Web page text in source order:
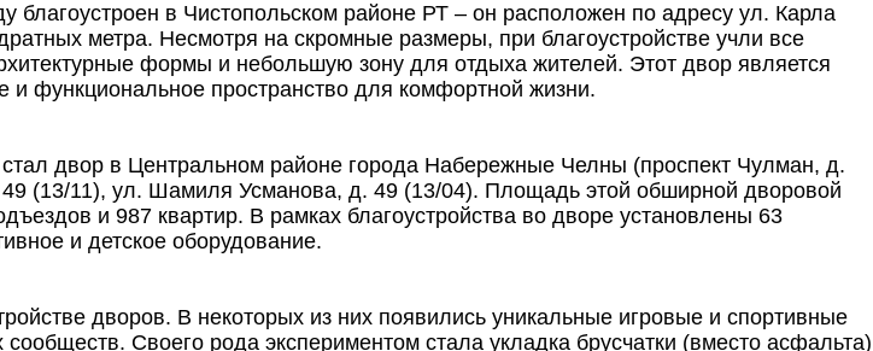
благоустроен в Чистопольском районе РТ – он расположен по адресу ул. Карла
метра. Несмотря на скромные размеры, при благоустройстве учли все
формы и небольшую зону для отдыха жителей. Этот двор является
функциональное пространство для комфортной жизни.
двор в Центральном районе города Набережные Челны (проспект Чулман, д.
(13/11), ул. Шамиля Усманова, д. 49 (13/04). Площадь этой обширной дворовой
и 987 квартир. В рамках благоустройства во дворе установлены 63
и детское оборудование.
дворов. В некоторых из них появились уникальные игровые и спортивные
Своего рода экспериментом стала укладка брусчатки (вместо асфальта)